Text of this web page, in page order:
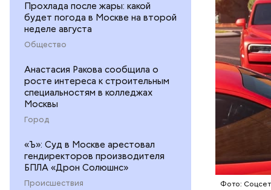
Прохлада после жары: какой
будет погода в Москве на второй
неделе августа
Общество
Анастасия Ракова сообщила о
росте интереса к строительным
специальностям в колледжах
Москвы
Город
«Ъ»: Суд в Москве арестовал
гендиректоров производителя
БПЛА «Дрон Солюшнс»
Происшествия Фото:
размере.
НАЛОГИ
ГАСАН
скрытую
матери и
пищу ела